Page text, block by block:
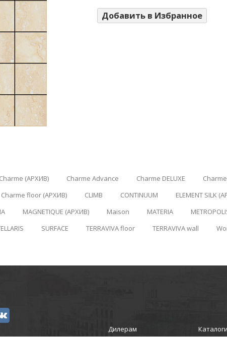
Добавить в Избранное
Charme (АРХИВ) Charme Advance Charme DELUXE
Charme floor (АРХИВ) CLIMB CONTINUUM ELEMENT SILK
MAGNETIQUE (АРХИВ) Maison MATERIA
SURFACE TERRAVIVA floor TERRAVIVA wall
Дилерам Каталоги